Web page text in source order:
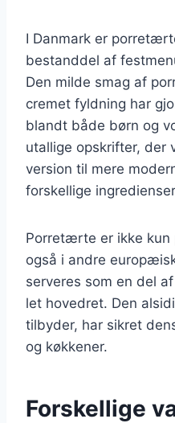
I Danmark er
bestanddel af
Den milde smag af
cremet fyldning har
blandt både børn og
utallige opskrifter, der
version til mere
forskellige
Porretærte er ikke kun
også i andre
serveres som en del
let hovedret. Den
tilbyder, har sikret
og køkkener.
Forskellige